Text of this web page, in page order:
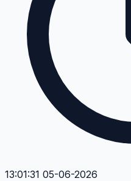
13:01:31 05-06-2026